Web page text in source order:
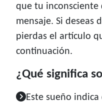
que tu
mensaje. Si deseas
pierdas el artículo
continuación.
¿Qué significa
Este sueño indica